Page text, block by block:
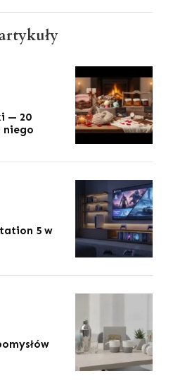
— 20
niego
5 w